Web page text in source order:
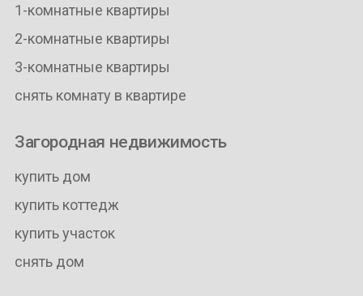
1-комнатные квартиры
2-комнатные квартиры
3-комнатные квартиры
снять комнату в квартире
Загородная недвижимость
купить дом
купить коттедж
купить участок
снять дом